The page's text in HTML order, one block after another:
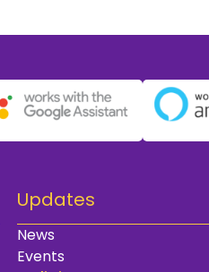
Updates
News
Events